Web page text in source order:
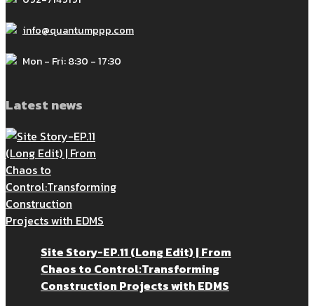
info@quantumppp.com
Mon - Fri: 8:30 - 17:30
Latest news
Site Story-EP.11 (Long Edit) | From
Chaos to Control:Transforming
Construction Projects with EDMS